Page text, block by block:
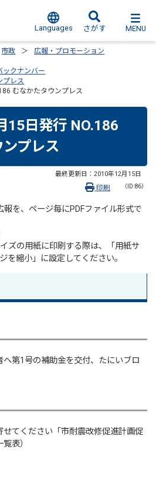
Languages さがす MENU
市政
広報・プロモーション
ックナンバー
プレス
むなかたタウンプレス
15日発行 NO.186
プレス
最終更新日： 2010年12月15日
（ID:86）
印刷
を、ページ毎にPDFファイル形式で
ズの用紙に印刷する際は、「用紙サ
を縮小」に設定してください。
第1号の補助金を交付、たにいブロ
てください「市耐震改修促進計画促
表）